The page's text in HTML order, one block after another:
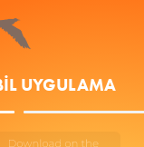
UYGULAMA